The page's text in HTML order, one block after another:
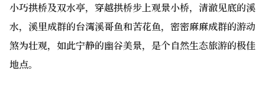
小巧拱桥及双水亭，穿越拱桥步上观景小桥，清澈见底的溪
水，溪里成群的台湾溪哥鱼和苦花鱼，密密麻麻成群的游动
煞为壮观，如此宁静的幽谷美景，是个自然生态旅游的极佳
地点。